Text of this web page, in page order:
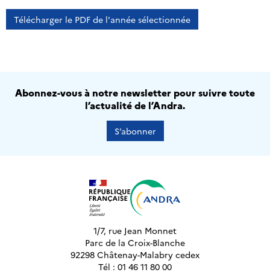
Télécharger le PDF de l'année sélectionnée
Abonnez-vous à notre newsletter pour suivre toute
l’actualité de l’Andra.
S’abonner
1/7, rue Jean Monnet
Parc de la Croix-Blanche
92298 Châtenay-Malabry cedex
Tél : 01 46 11 80 00